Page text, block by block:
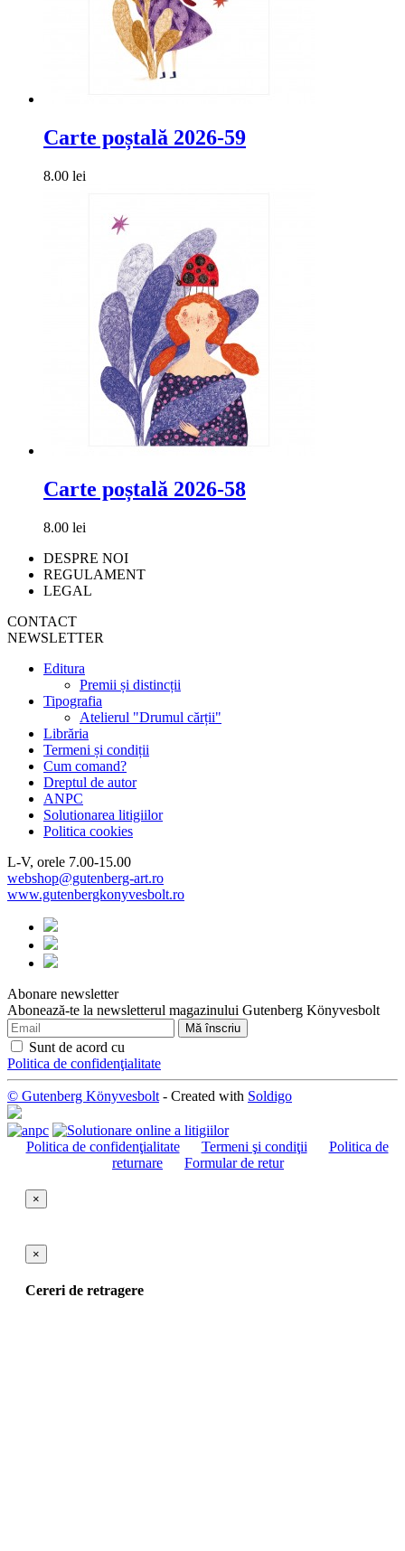
Carte poștală 2026-59
8.00 lei
Carte poștală 2026-58
8.00 lei
DESPRE NOI
REGULAMENT
LEGAL
CONTACT
NEWSLETTER
Editura
Premii și distincții
Tipografia
Atelierul "Drumul cărții"
Librăria
Termeni și condiții
Cum comand?
Dreptul de autor
ANPC
Solutionarea litigiilor
Politica cookies
L-V, orele 7.00-15.00
webshop@gutenberg-art.ro
www.gutenbergkonyvesbolt.ro
Abonare newsletter
Abonează-te la newsletterul magazinului Gutenberg Könyvesbolt
Sunt de acord cu
Politica de confidenţialitate
© Gutenberg Könyvesbolt - Created with Soldigo
Politica de confidenţialitate Termeni şi condiţii
Politica de
returnare
Formular de retur
×
×
Cereri de retragere